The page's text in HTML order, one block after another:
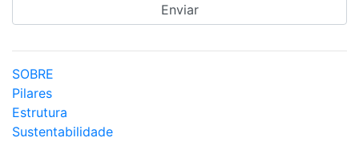
SOBRE
Pilares
Estrutura
Sustentabilidade